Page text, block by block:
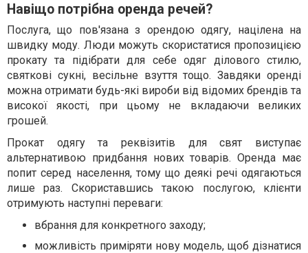
Навіщо потрібна оренда речей?
Послуга, що пов'язана з орендою одягу, націлена на
швидку моду. Люди можуть скористатися пропозицією
прокату та підібрати для себе одяг ділового стилю,
святкові сукні, весільне взуття тощо. Завдяки оренді
можна отримати будь-які вироби від відомих брендів та
високої якості, при цьому не вкладаючи великих
грошей.
Прокат одягу та реквізитів для свят виступає
альтернативою придбання нових товарів. Оренда має
попит серед населення, тому що деякі речі одягаються
лише раз. Скориставшись такою послугою, клієнти
отримують наступні переваги:
вбрання для конкретного заходу;
можливість приміряти нову модель, щоб дізнатися